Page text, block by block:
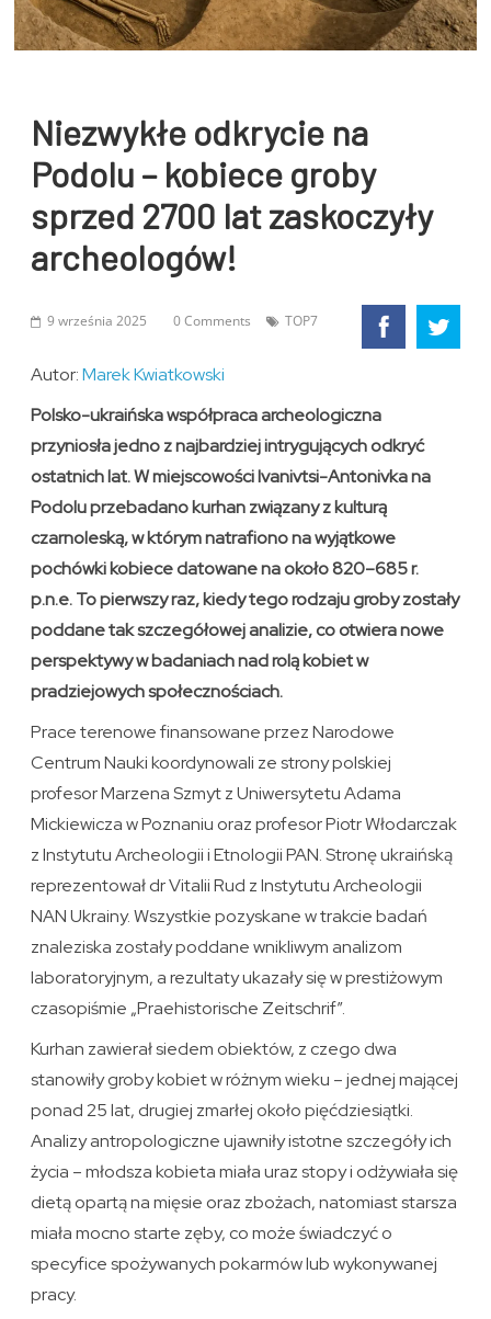
Niezwykłe odkrycie na
Podolu – kobiece groby
sprzed 2700 lat zaskoczyły
archeologów!
9 września 2025 0 Comments TOP7
Autor:Marek Kwiatkowski
Polsko-ukraińska współpraca archeologiczna
przyniosła jedno z najbardziej intrygujących odkryć
ostatnich lat. W miejscowości Ivanivtsi-Antonivka na
Podolu przebadano kurhan związany z kulturą
czarnoleską, w którym natrafiono na wyjątkowe
pochówki kobiece datowane na około 820–685 r.
p.n.e. To pierwszy raz, kiedy tego rodzaju groby zostały
poddane tak szczegółowej analizie, co otwiera nowe
perspektywy w badaniach nad rolą kobiet w
pradziejowych społecznościach.
Prace terenowe finansowane przez Narodowe
Centrum Nauki koordynowali ze strony polskiej
profesor Marzena Szmyt z Uniwersytetu Adama
Mickiewicza w Poznaniu oraz profesor Piotr Włodarczak
z Instytutu Archeologii i Etnologii PAN. Stronę ukraińską
reprezentował dr Vitalii Rud z Instytutu Archeologii
NAN Ukrainy. Wszystkie pozyskane w trakcie badań
znaleziska zostały poddane wnikliwym analizom
laboratoryjnym, a rezultaty ukazały się w prestiżowym
czasopiśmie „Praehistorische Zeitschrif”.
Kurhan zawierał siedem obiektów, z czego dwa
stanowiły groby kobiet w różnym wieku – jednej mającej
ponad 25 lat, drugiej zmarłej około pięćdziesiątki.
Analizy antropologiczne ujawniły istotne szczegóły ich
życia – młodsza kobieta miała uraz stopy i odżywiała się
dietą opartą na mięsie oraz zbożach, natomiast starsza
miała mocno starte zęby, co może świadczyć o
specyfice spożywanych pokarmów lub wykonywanej
pracy.